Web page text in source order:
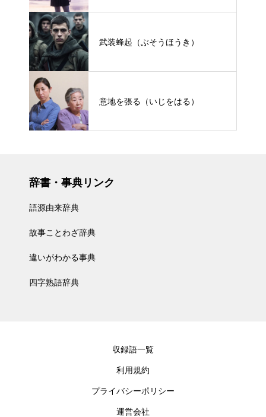
武装蜂起（ぶそうほうき）
意地を張る（いじをはる）
辞書・事典リンク
語源由来辞典
故事ことわざ辞典
違いがわかる事典
四字熟語辞典
収録語一覧
利用規約
プライバシーポリシー
運営会社